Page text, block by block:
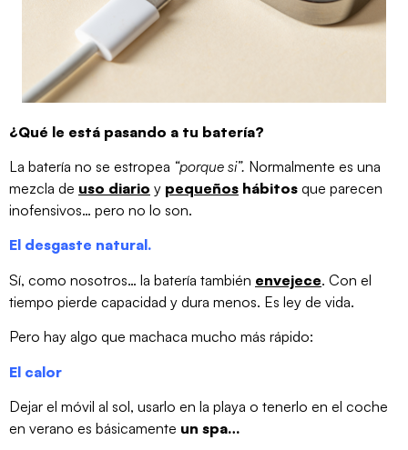
¿Qué le está pasando a tu batería?
La batería no se estropea “porque si”. Normalmente es una
mezcla de uso diario y pequeños hábitos que parecen
inofensivos… pero no lo son.
El desgaste natural.
Sí, como nosotros… la batería también envejece. Con el
tiempo pierde capacidad y dura menos. Es ley de vida.
Pero hay algo que machaca mucho más rápido:
El calor
Dejar el móvil al sol, usarlo en la playa o tenerlo en el coche
en verano es básicamente un spa…